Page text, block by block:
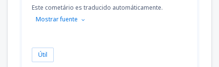
Este cometário es traducido automáticamente.
Mostrar fuente
Útil